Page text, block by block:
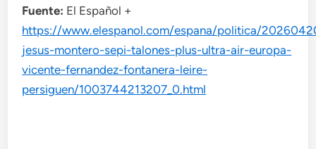
Fuente: El Español +
https://www.elespanol.com/espana/politica/
jesus-montero-sepi-talones-plus-ultra-air-europa-
vicente-fernandez-fontanera-leire-
persiguen/1003744213207_0.html